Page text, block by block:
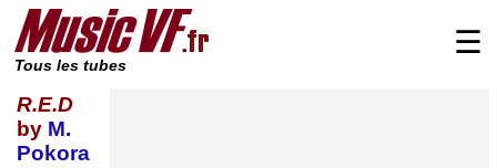
Tous les tubes
☰
R.E.D
by M.
Pokora